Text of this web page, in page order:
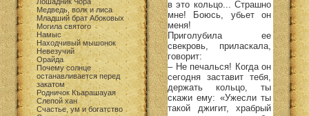
Медведь, волк и лиса
Младший брат Абоковых
Могила святого
Намыс
Находчивый мышонок
Невезучий
Орайда
Почему солнце
останавливается перед
закатом
Родничок Къарашауая
Слепой хан
Счастье, ум и богатство
в это кольцо... Страшно
мне! Боюсь, убьет он
меня!
Приголубила ее
свекровь, приласкала,
говорит:
– Не печалься! Когда он
сегодня заставит тебя,
держать кольцо, ты
скажи ему: «Ужесли ты
такой джигит, храбрый